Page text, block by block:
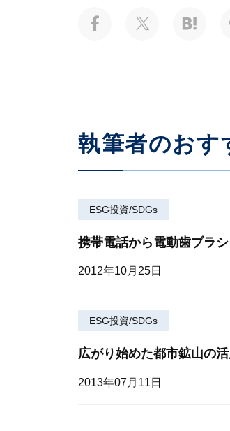
執筆者のおす
ESG投資/SDGs
携帯電話から電動歯ブラ
2012年10月25日
ESG投資/SDGs
広がり始めた都市鉱山の活
2013年07月11日